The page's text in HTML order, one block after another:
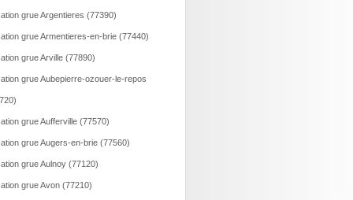
grue Argentieres (77390)
grue Armentieres-en-brie (77440)
grue Arville (77890)
grue Aubepierre-ozouer-le-repos
grue Aufferville (77570)
grue Augers-en-brie (77560)
grue Aulnoy (77120)
grue Avon (77210)